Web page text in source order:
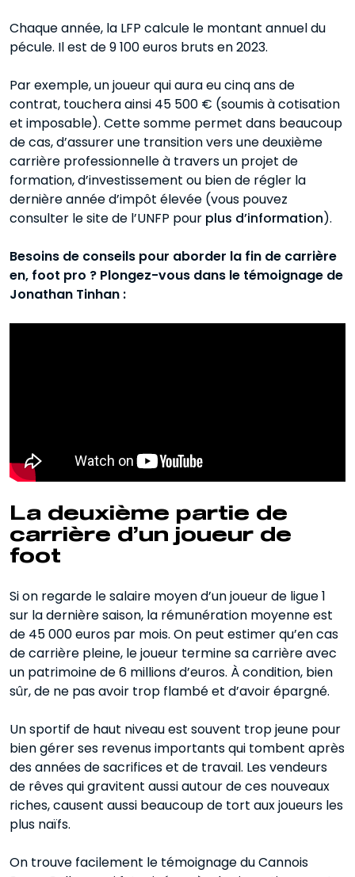
Chaque année, la LFP calcule le montant annuel du
pécule. Il est de 9 100 euros bruts en 2023.
Par exemple, un joueur qui aura eu cinq ans de
contrat, touchera ainsi 45 500 € (soumis à cotisation
et imposable). Cette somme permet dans beaucoup
de cas, d’assurer une transition vers une deuxième
carrière professionnelle à travers un projet de
formation, d’investissement ou bien de régler la
dernière année d’impôt élevée (vous pouvez
consulter le site de l’UNFP pour plus d’information).
Besoins de conseils pour aborder la fin de carrière
en, foot pro ? Plongez-vous dans le témoignage de
Jonathan Tinhan :
La deuxième partie de
carrière d’un joueur de
foot
Si on regarde le salaire moyen d’un joueur de ligue 1
sur la dernière saison, la rémunération moyenne est
de 45 000 euros par mois. On peut estimer qu’en cas
de carrière pleine, le joueur termine sa carrière avec
un patrimoine de 6 millions d’euros. À condition, bien
sûr, de ne pas avoir trop flambé et d’avoir épargné.
Un sportif de haut niveau est souvent trop jeune pour
bien gérer ses revenus importants qui tombent après
des années de sacrifices et de travail. Les vendeurs
de rêves qui gravitent aussi autour de ces nouveaux
riches, causent aussi beaucoup de tort aux joueurs les
plus naïfs.
On trouve facilement le témoignage du Cannois